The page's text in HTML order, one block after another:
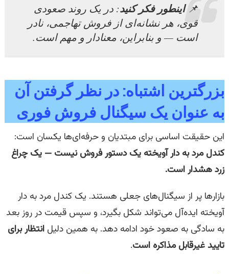
📌اینطور فکر کنید: در یک روند صعودی
قوی، هر نشانه‌ای از فروش تهاجمی، نادر
است — و بنابراین، معنادار و مهم است.
بزرگترین اشتباه: در نظر گرفتن آن
به عنوان یک سیگنال فروش فوری
این حقیقت اساسی برای مبتدیان و حرفه‌ای‌ها یکسان است:
کندل مرد به دار آویخته یک دستور فروش نیست — یک چراغ
زرد هشدار است.
بازارها پر از سیگنال‌های جعلی هستند. یک کندل مرد به دار
آویخته ایده‌آل می‌تواند شکل بگیرد، و سپس قیمت در روز بعد
به سادگی به صعود خود ادامه دهد. به همین دلیل انتظار برای
تایید غیرقابل مذاکره است.